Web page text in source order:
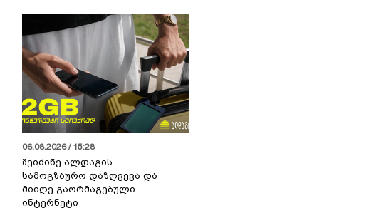
06.08.2026 / 15:28
შეიძინე ალდაგის
სამოგზაურო დაზღვევა და
მიიღე გაორმაგებული
ინტერნეტი